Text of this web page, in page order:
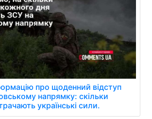
про щоденний відступ
напрямку: скільки
українські сили.